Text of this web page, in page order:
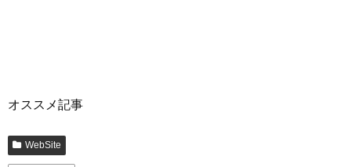
オススメ記事
WebSite